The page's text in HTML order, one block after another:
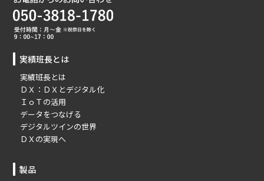
実績班長とは
実績班長とは
ＤＸ：ＤＸとデジタル化
ＩｏＴの活用
データをつなげる
デジタルツインの世界
ＤＸの実現へ
製品